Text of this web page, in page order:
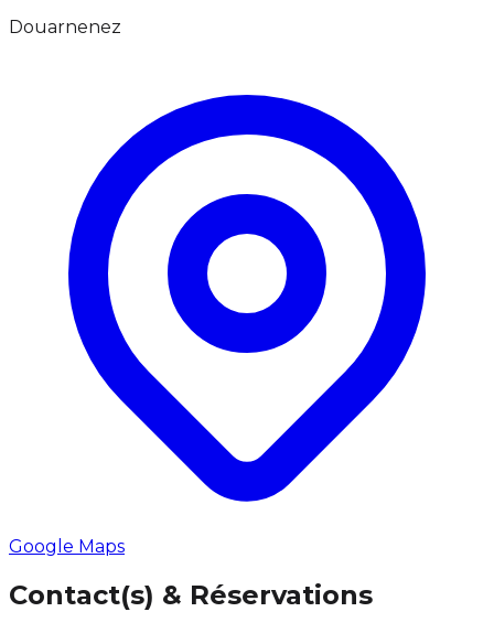
Douarnenez
Google Maps
Contact(s) & Réservations